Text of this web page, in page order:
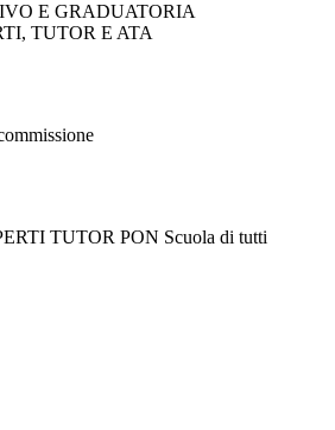
E GRADUATORIA
TUTOR E ATA
TUTOR PON Scuola di tutti